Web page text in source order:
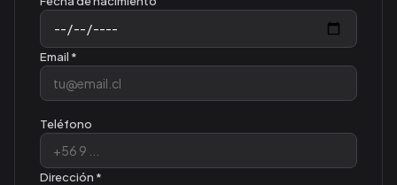
Email *
Teléfono
Dirección *